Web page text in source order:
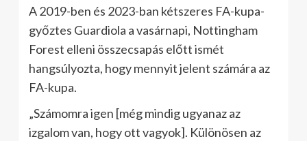
A 2019-ben és 2023-ban kétszeres FA-kupa-
győztes Guardiola a vasárnapi, Nottingham
Forest elleni összecsapás előtt ismét
hangsúlyozta, hogy mennyit jelent számára az
FA-kupa.
„Számomra igen [még mindig ugyanaz az
izgalom van, hogy ott vagyok]. Különösen az